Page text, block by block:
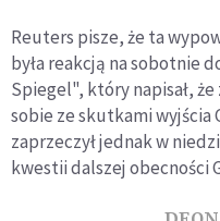
Reuters pisze, że ta
była reakcją na sobotnie
Spiegel", który napisał,
sobie ze skutkami wyjścia
zaprzeczył jednak w
kwestii dalszej obecności